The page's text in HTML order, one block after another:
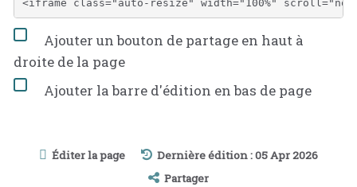
Ajouter un bouton de partage en haut à
droite de la page
Ajouter la barre d'édition en bas de page
Éditer la page
Dernière édition : 05 Apr 2026
Partager